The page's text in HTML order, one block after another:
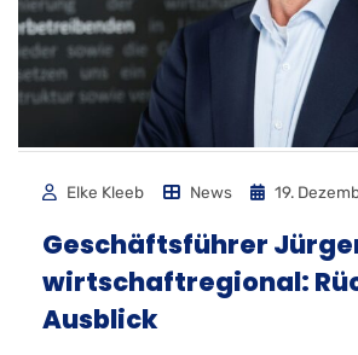
Elke Kleeb News 19.
Geschäftsführer
wirtschaftregional:
Ausblick